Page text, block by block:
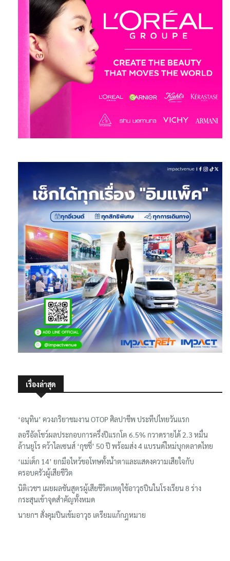
เรื่องล่าสุด
‘อนุทิน’ ควงภริยาชมงาน OTOP ศิลปาชีพ ประทีปไทยวันแรก
ลอรีอัลโชว์ผลประกอบการครึ่งปีแรกโต 6.5% กวาดรายได้ 2.3 หมื่น
ล้านยูโร คว้าไลเซนส์ ‘กุชชี่’ 50 ปี พร้อมส่ง 4 แบรนด์ใหม่บุกตลาดไทย
‘แม่เด็ก 14’ ยกมือไหว้ขอโทษทั้งน้ำตาและแสดงความเสียใจกับ
ครอบครัวผู้เสียชีวิต
นิติเวชฯ เผยผลชันสูตรผู้เสียชีวิตเหตุใช้อาวุธปืนในโรงเรียน 8 ร่าง
กระสุนเข้าจุดสำคัญทั้งหมด
นายกฯ สั่งคุมปืนเข้มอาวุธ เตรียมแก้กฎหมาย